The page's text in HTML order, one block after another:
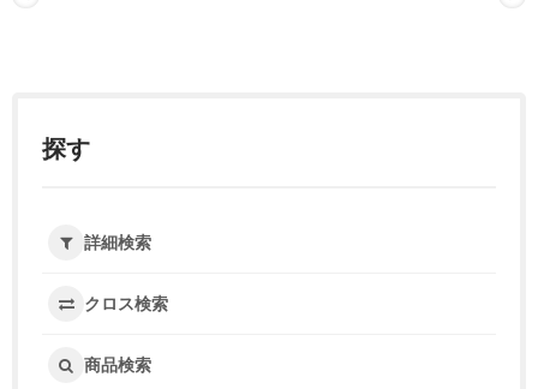
探す
詳細検索
クロス検索
商品検索